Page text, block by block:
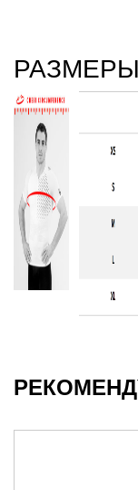
РАЗМЕРЫ